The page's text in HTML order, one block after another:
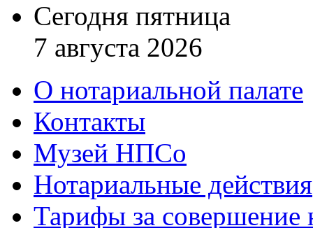
Сегодня пятница
7 августа 2026
О нотариальной палате
Контакты
Музей НПСо
Нотариальные действия
Тарифы за совершение